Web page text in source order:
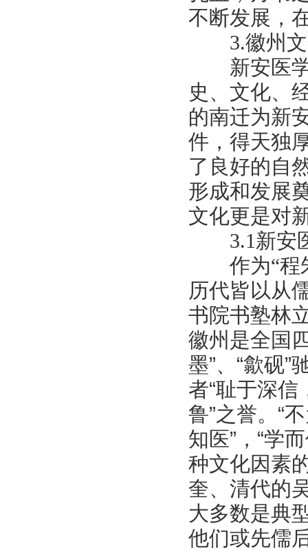
不断发展，
3.徽州文
新安医学
史、文化、
的南迁为新
件，得天独
了良好的自
形成和发展
文化更是对
3.1新安医
作为“程朱
历代皆以从
书院书塾林
徽州是全国
墨”、“歙砚
者“耻于深信
鲁”之誉。“
知医”，“学
种文化因素
奎、清代的
大多数是典
他们或先儒